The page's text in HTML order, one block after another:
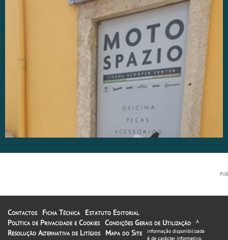
Contactos Ficha Técnica
Estatuto Editorial
Política de Privacidade e Cookies Condições Gerais de Utilização
Resolução Alternativa de Litígios
Mapa do Site
A
informação disponibilizada
é de carácter informativo.